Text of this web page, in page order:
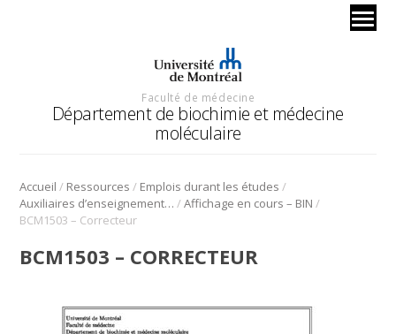
Faculté de médecine
Département de biochimie et médecine
moléculaire
Accueil / Ressources / Emplois durant les études /
Auxiliaires d’enseignement bio-informatique /Affichage en cours – BIN /
BCM1503 – Correcteur
BCM1503 – CORRECTEUR